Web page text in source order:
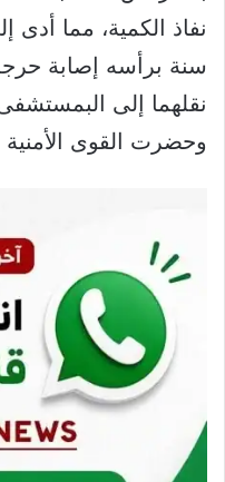
سنة برأسه إصابة
نقلهما إلى
وحضرت القوى